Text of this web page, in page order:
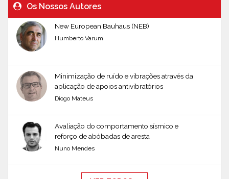
Os Nossos Autores
New European Bauhaus (NEB)
Humberto Varum
Minimização de ruído e vibrações através da
aplicação de apoios antivibratórios
Diogo Mateus
Avaliação do comportamento sísmico e
reforço de abóbadas de aresta
Nuno Mendes